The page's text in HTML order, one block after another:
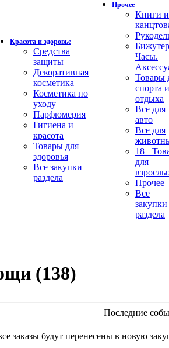
Красота и здоровье
Средства
защиты
Декоративная
косметика
Косметика по
уходу
Парфюмерия
Гигиена и
красота
Товары для
здоровья
Все закупки
раздела
Прочее
Книги и
Часы.
Товары
спорта и
отдыха
Все для
авто
Все для
18+
для
Прочее
Все
закупки
раздела
(138)
Последние
заказы будут перенесены в новую